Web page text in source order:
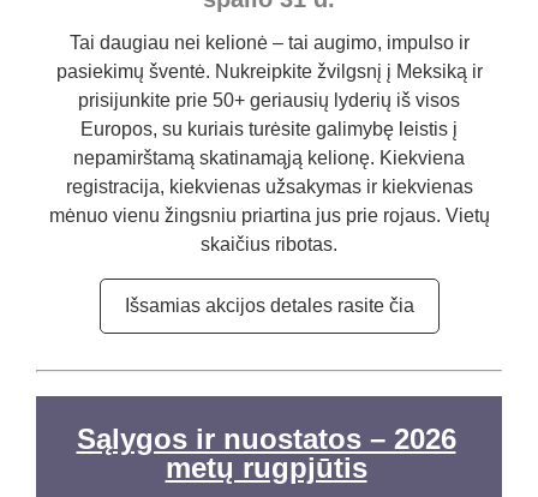
Tai daugiau nei kelionė – tai augimo, impulso ir
pasiekimų šventė. Nukreipkite žvilgsnį į Meksiką ir
prisijunkite prie 50+ geriausių lyderių iš visos
Europos, su kuriais turėsite galimybę leistis į
nepamirštamą skatinamąją kelionę. Kiekviena
registracija, kiekvienas užsakymas ir kiekvienas
mėnuo vienu žingsniu priartina jus prie rojaus. Vietų
skaičius ribotas.
Išsamias akcijos detales rasite čia
Sąlygos ir nuostatos – 2026
metų rugpjūtis